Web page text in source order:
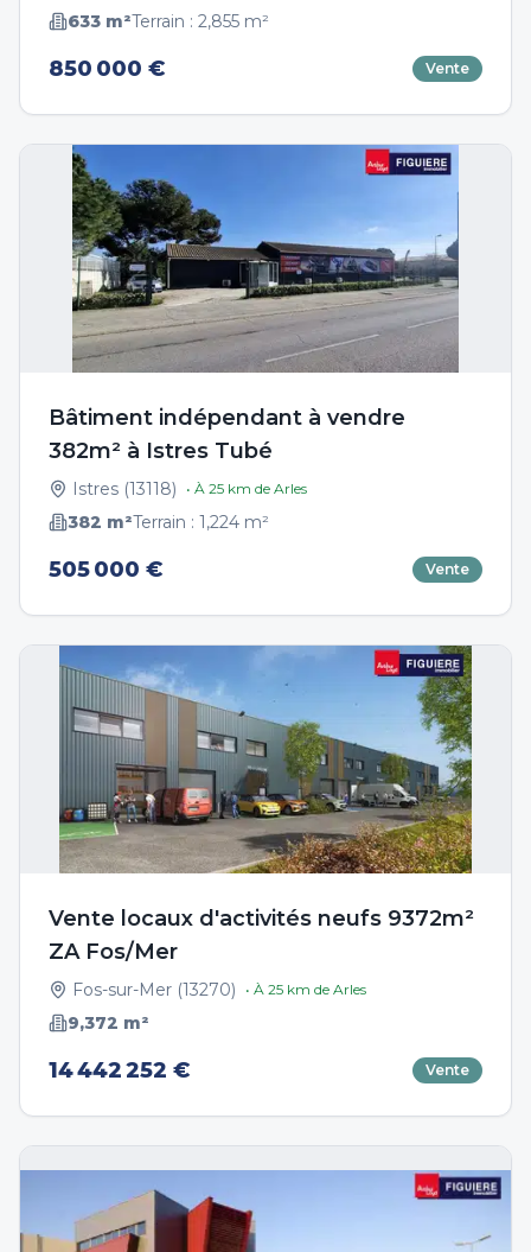
633 m²Terrain : 2,855 m²
850 000 € Vente
Bâtiment indépendant à vendre
382m² à Istres Tubé
Istres (13118) • À 25 km de Arles
382 m²Terrain : 1,224 m²
505 000 € Vente
Vente locaux d'activités neufs 9372m²
ZA Fos/Mer
Fos-sur-Mer (13270) • À 25 km de Arles
9,372 m²
14 442 252 € Vente